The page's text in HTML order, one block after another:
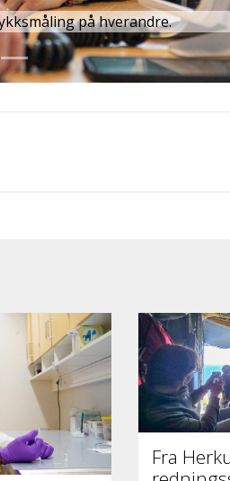
på hverandre.
Fra